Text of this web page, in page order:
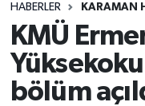
HABERLER KARAMAN
KMÜ
bölüm
Ulusal Haberler
Vefat Edenler